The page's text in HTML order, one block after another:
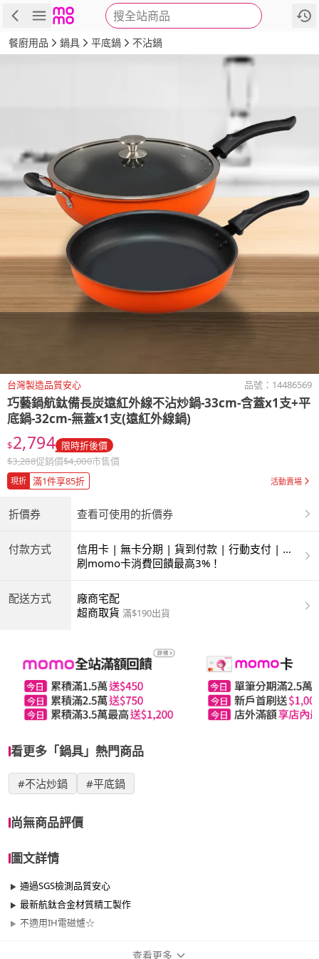
搜全站商品
商品 評價 詳情
餐廚用品 鍋具 平底鍋 不沾鍋
台灣製造品質安心 品號： 14486569
巧藝鍋航鈦備長炭遠紅外線不沾炒鍋-33cm-含蓋x1支+平
底鍋-32cm-無蓋x1支(遠紅外線鍋)
$2,794 限時折後價
$3,288促銷價$4,000市售價
現折 滿1件享85折 活動賣場
折價券 查看可使用的折價券
付款方式
信用卡 | 無卡分期 | 貨到付款 | 行動支付 | 超
商付款 | ATM | 銀聯卡
刷momo卡消費回饋最高3%！
配送方式
廠商宅配
超商取貨 滿$190出貨
看更多「鍋具」熱門商品
#不沾炒鍋 #平底鍋
尚無商品評價
圖文詳情
通過SGS檢測品質安心
最新航鈦合金材質精工製作
不適用IH電磁爐☆
查看更多